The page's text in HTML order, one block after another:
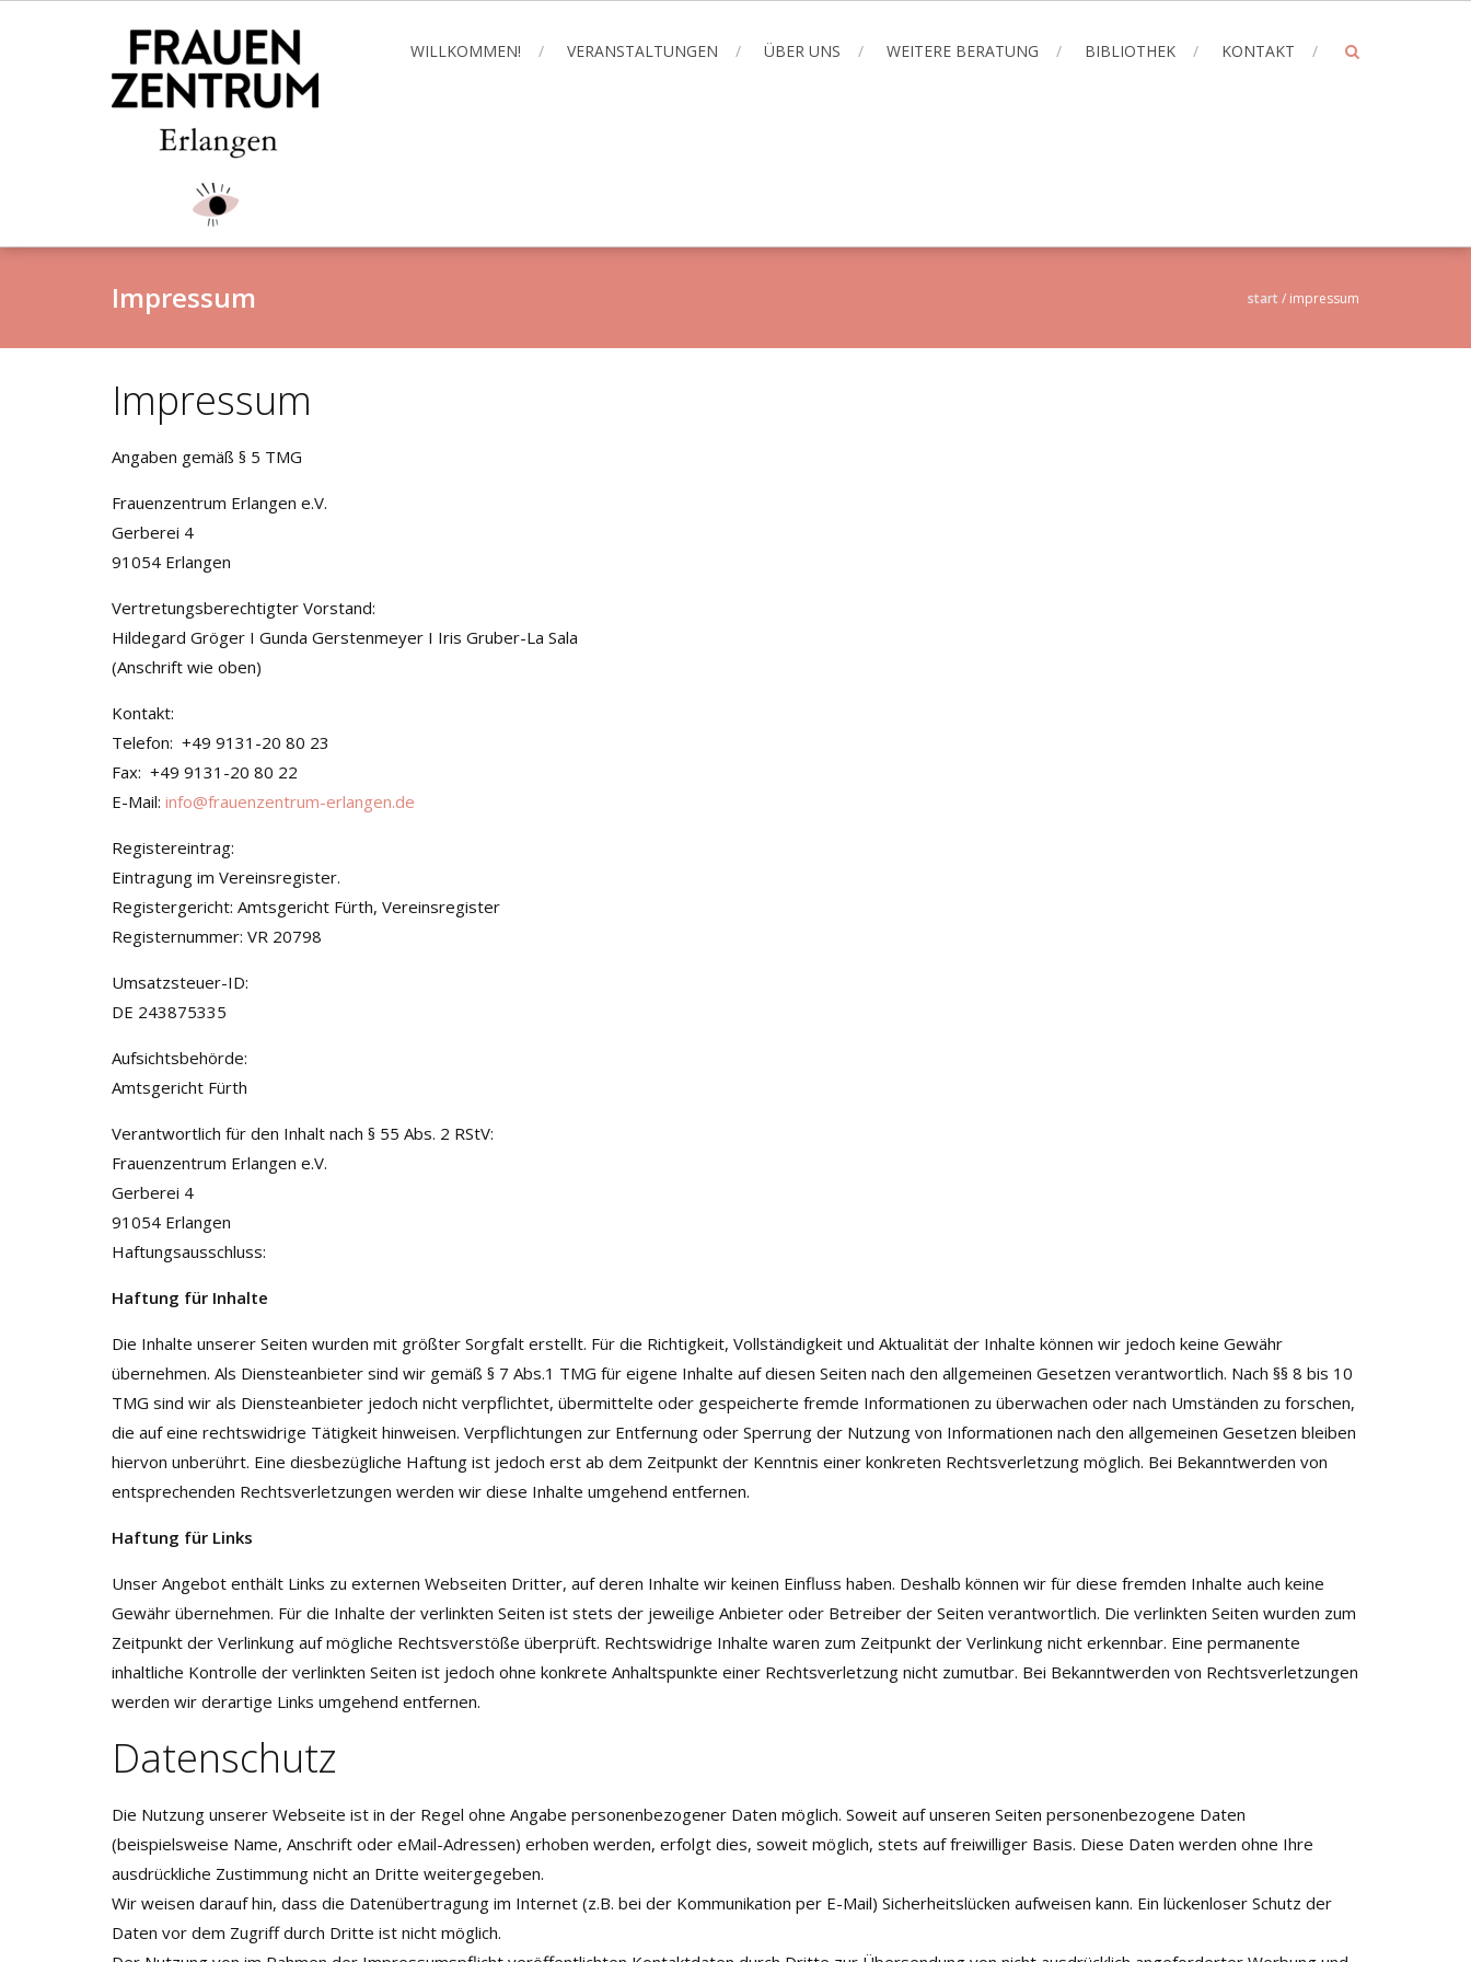
WILLKOMMEN! VERANSTALTUNGEN ÜBER UNS WEITERE BERATUNG BIBLIOTHEK KONTAKT
Impressum start / impressum
Impressum
Angaben gemäß § 5 TMG
Frauenzentrum Erlangen e.V.
Gerberei 4
91054 Erlangen
Vertretungsberechtigter Vorstand:
Hildegard Gröger I Gunda Gerstenmeyer I Iris Gruber-La Sala
(Anschrift wie oben)
Kontakt:
Telefon: +49 9131-20 80 23
Fax: +49 9131-20 80 22
E-Mail: info@frauenzentrum-erlangen.de
Registereintrag:
Eintragung im Vereinsregister.
Registergericht: Amtsgericht Fürth, Vereinsregister
Registernummer: VR 20798
Umsatzsteuer-ID:
DE 243875335
Aufsichtsbehörde:
Amtsgericht Fürth
Verantwortlich für den Inhalt nach § 55 Abs. 2 RStV:
Frauenzentrum Erlangen e.V.
Gerberei 4
91054 Erlangen
Haftungsausschluss:
Haftung für Inhalte
Die Inhalte unserer Seiten wurden mit größter Sorgfalt erstellt. Für die Richtigkeit, Vollständigkeit und Aktualität der Inhalte können wir jedoch keine Gewähr
übernehmen. Als Diensteanbieter sind wir gemäß § 7 Abs.1 TMG für eigene Inhalte auf diesen Seiten nach den allgemeinen Gesetzen verantwortlich. Nach §§ 8 bis 10
TMG sind wir als Diensteanbieter jedoch nicht verpflichtet, übermittelte oder gespeicherte fremde Informationen zu überwachen oder nach Umständen zu forschen,
die auf eine rechtswidrige Tätigkeit hinweisen. Verpflichtungen zur Entfernung oder Sperrung der Nutzung von Informationen nach den allgemeinen Gesetzen bleiben
hiervon unberührt. Eine diesbezügliche Haftung ist jedoch erst ab dem Zeitpunkt der Kenntnis einer konkreten Rechtsverletzung möglich. Bei Bekanntwerden von
entsprechenden Rechtsverletzungen werden wir diese Inhalte umgehend entfernen.
Haftung für Links
Unser Angebot enthält Links zu externen Webseiten Dritter, auf deren Inhalte wir keinen Einfluss haben. Deshalb können wir für diese fremden Inhalte auch keine
Gewähr übernehmen. Für die Inhalte der verlinkten Seiten ist stets der jeweilige Anbieter oder Betreiber der Seiten verantwortlich. Die verlinkten Seiten wurden zum
Zeitpunkt der Verlinkung auf mögliche Rechtsverstöße überprüft. Rechtswidrige Inhalte waren zum Zeitpunkt der Verlinkung nicht erkennbar. Eine permanente
inhaltliche Kontrolle der verlinkten Seiten ist jedoch ohne konkrete Anhaltspunkte einer Rechtsverletzung nicht zumutbar. Bei Bekanntwerden von Rechtsverletzungen
werden wir derartige Links umgehend entfernen.
Datenschutz
Die Nutzung unserer Webseite ist in der Regel ohne Angabe personenbezogener Daten möglich. Soweit auf unseren Seiten personenbezogene Daten
(beispielsweise Name, Anschrift oder eMail-Adressen) erhoben werden, erfolgt dies, soweit möglich, stets auf freiwilliger Basis. Diese Daten werden ohne Ihre
ausdrückliche Zustimmung nicht an Dritte weitergegeben.
Wir weisen darauf hin, dass die Datenübertragung im Internet (z.B. bei der Kommunikation per E-Mail) Sicherheitslücken aufweisen kann. Ein lückenloser Schutz der
Daten vor dem Zugriff durch Dritte ist nicht möglich.